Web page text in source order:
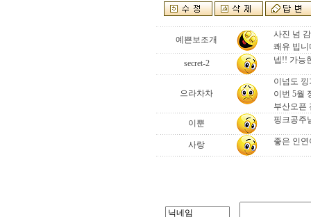
예쁜보조개
사진 넘
쾌유 빕니
secret-2
넵!! 가능
으라차차
이넘도
이번 5월
부산오픈
이뿐
핑크공주
사랑 좋은 인